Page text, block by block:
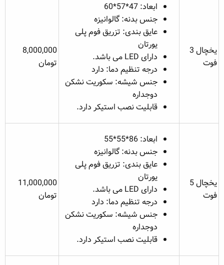
یخچال 3
فوت
ابعاد: 47*57*60
جنس بدنه: گالوانیزه
عایق بندی: تزریق فوم پلی
یورتان
دارای LED می باشد.
درجه تنظیم دما: دارد
جنس شیشه: سکوریت نشکن
دوجداره
قابلیت نصب استیکر دارد.
8,000,000
تومان
یخچال 5
فوت
ابعاد: 86*55*55
جنس بدنه: گالوانیزه
عایق بندی: تزریق فوم پلی
یورتان
دارای LED می باشد.
درجه تنظیم دما: دارد
جنس شیشه: سکوریت نشکن
دوجداره
قابلیت نصب استیکر دارد.
11,000,000
تومان